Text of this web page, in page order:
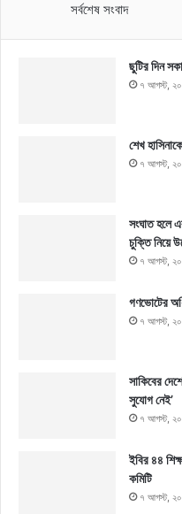
সর্বশেষ সংবাদ
ছুটির দিন
৭ আগস্ট,
শেখ
৭ আগস্ট,
সংঘাত হলে
চুক্তি নিয়ে
৭ আগস্ট,
গণভোটের
৭ আগস্ট,
সাকিবের
সুযোগ নেই’
৭ আগস্ট,
ইবির ৪৪
কমিটি
৭ আগস্ট,